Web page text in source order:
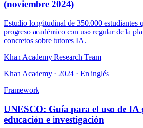
(noviembre 2024)
Estudio longitudinal de 350.000 estudiantes
progreso académico con uso regular de la
concretos sobre tutores IA.
Khan Academy Research Team
Khan Academy · 2024 · En inglés
Framework
UNESCO: Guía para el uso de IA
educación e investigación